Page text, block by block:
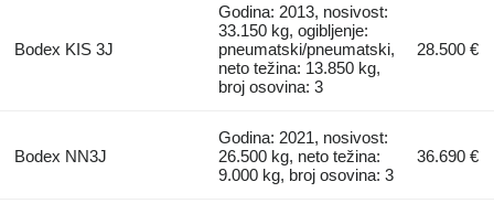
Bodex KIS 3J
Godina: 2013, nosivost:
33.150 kg, ogibljenje:
pneumatski/pneumatski,
neto težina: 13.850 kg,
broj osovina: 3
28.500 €
Bodex NN3J
Godina: 2021, nosivost:
26.500 kg, neto težina:
9.000 kg, broj osovina: 3
36.690 €